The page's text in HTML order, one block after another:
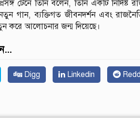
তিনি বলেন, তিনি একটি নির্দিষ্ট
গান, ব্যক্তিগত জীবনদর্শন এবং
করে আলোচনার জন্ম দিয়েছে।
Digg Linkedin